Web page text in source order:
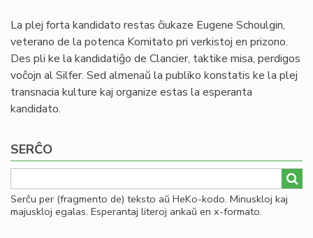
La plej forta kandidato restas ĉiukaze Eugene Schoulgin,
veterano de la potenca Komitato pri verkistoj en prizono.
Des pli ke la kandidatiĝo de Clancier, taktike misa, perdigos
voĉojn al Silfer. Sed almenaŭ la publiko konstatis ke la plej
transnacia kulture kaj organize estas la esperanta
kandidato.
SERĈO
Serĉu per (fragmento de) teksto aŭ HeKo-kodo. Minuskloj kaj
majuskloj egalas. Esperantaj literoj ankaŭ en x-formato.